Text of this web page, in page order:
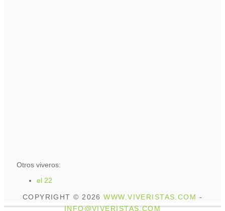
Otros viveros:
el 22
COPYRIGHT © 2026WWW.VIVERISTAS.COM -
INFO@VIVERISTAS.COM